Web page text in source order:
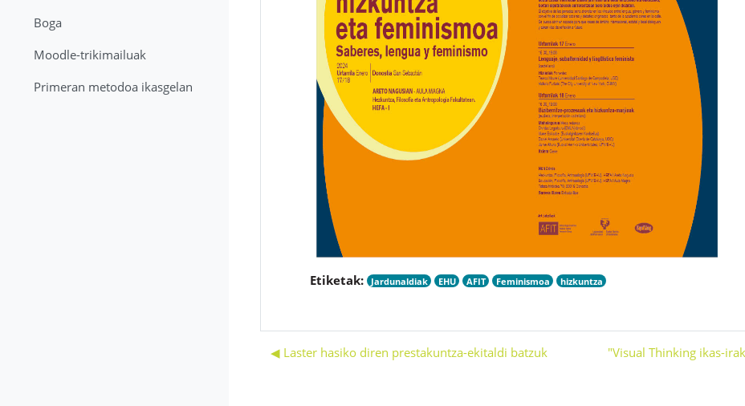
Boga
Moodle-trikimailuak
Primeran metodoa ikasgelan
Etiketak: Jardunaldiak EHU AFIT Feminismoa hizkuntza
◀︎ Laster hasiko diren prestakuntza-ekitaldi batzuk "Visual Thinking ikas-